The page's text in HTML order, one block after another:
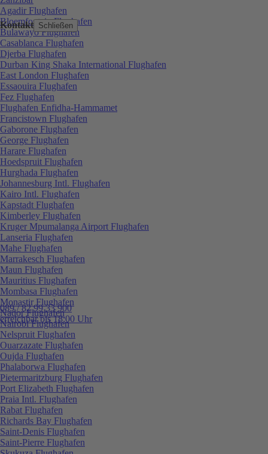
Kontakt Schließen
089 / 82 99 33 900
erreichbar bis 18:00 Uhr
Agadir Flughafen
Bloemfontein Flughafen
Bulawayo Flughafen
Casablanca Flughafen
Djerba Flughafen
Durban King Shaka International Flughafen
East London Flughafen
Essaouira Flughafen
Fez Flughafen
Flughafen Enfidha-Hammamet
Francistown Flughafen
Gaborone Flughafen
George Flughafen
Harare Flughafen
Hoedspruit Flughafen
Hurghada Flughafen
Johannesburg Intl. Flughafen
Kairo Intl. Flughafen
Kapstadt Flughafen
Kimberley Flughafen
Kruger Mpumalanga Airport Flughafen
Lanseria Flughafen
Mahe Flughafen
Marrakesch Flughafen
Maun Flughafen
Mauritius Flughafen
Mombasa Flughafen
Monastir Flughafen
Nador Flughafen
Nairobi Flughafen
Nelspruit Flughafen
Ouarzazate Flughafen
Oujda Flughafen
Phalaborwa Flughafen
Pietermaritzburg Flughafen
Port Elizabeth Flughafen
Praia Intl. Flughafen
Rabat Flughafen
Richards Bay Flughafen
Saint-Denis Flughafen
Saint-Pierre Flughafen